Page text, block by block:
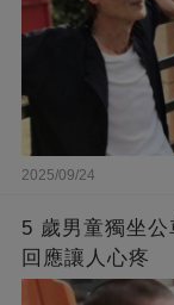
2025/09/24
5 歲男童獨坐
回應讓人心疼